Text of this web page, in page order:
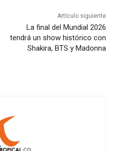
Artículo siguiente
La final del Mundial 2026
tendrá un show histórico con
Shakira, BTS y Madonna